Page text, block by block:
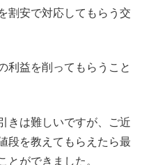
割安で対応してもらう交
利益を削ってもらうこと
きは難しいですが、ご近
段を教えてもらえたら最
とができました。